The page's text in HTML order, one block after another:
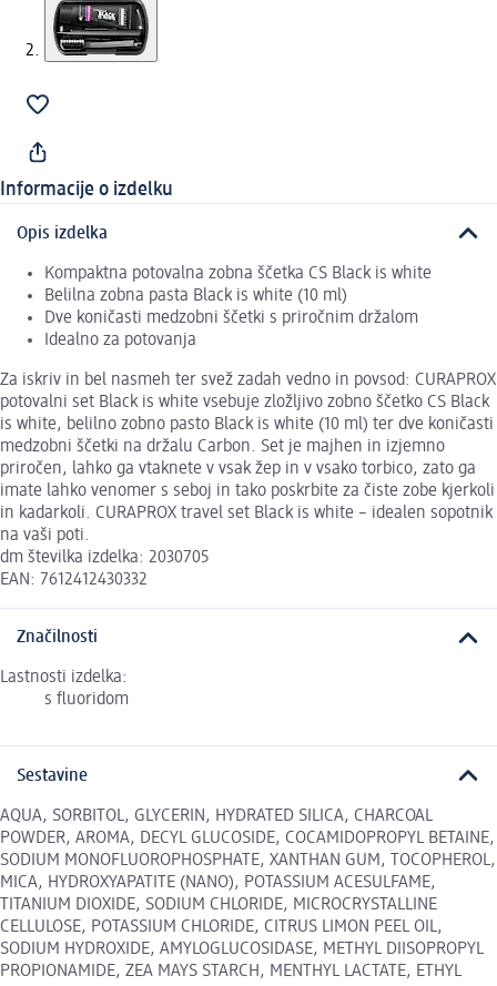
Informacije o izdelku
Opis izdelka
Kompaktna potovalna zobna ščetka CS Black is white
Belilna zobna pasta Black is white (10 ml)
Dve koničasti medzobni ščetki s priročnim držalom
Idealno za potovanja
Za iskriv in bel nasmeh ter svež zadah vedno in povsod: CURAPROX
potovalni set Black is white vsebuje zložljivo zobno ščetko CS Black
is white, belilno zobno pasto Black is white (10 ml) ter dve koničasti
medzobni ščetki na držalu Carbon. Set je majhen in izjemno
priročen, lahko ga vtaknete v vsak žep in v vsako torbico, zato ga
imate lahko venomer s seboj in tako poskrbite za čiste zobe kjerkoli
in kadarkoli. CURAPROX travel set Black is white – idealen sopotnik
na vaši poti.
dm številka izdelka: 2030705
EAN: 7612412430332
Značilnosti
Lastnosti izdelka:
s fluoridom
Sestavine
AQUA, SORBITOL, GLYCERIN, HYDRATED SILICA, CHARCOAL
POWDER, AROMA, DECYL GLUCOSIDE, COCAMIDOPROPYL BETAINE,
SODIUM MONOFLUOROPHOSPHATE, XANTHAN GUM, TOCOPHEROL,
MICA, HYDROXYAPATITE (NANO), POTASSIUM ACESULFAME,
TITANIUM DIOXIDE, SODIUM CHLORIDE, MICROCRYSTALLINE
CELLULOSE, POTASSIUM CHLORIDE, CITRUS LIMON PEEL OIL,
SODIUM HYDROXIDE, AMYLOGLUCOSIDASE, METHYL DIISOPROPYL
PROPIONAMIDE, ZEA MAYS STARCH, MENTHYL LACTATE, ETHYL